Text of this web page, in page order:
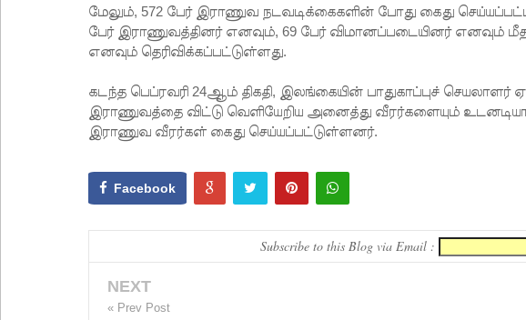
மேலும், 572 பேர் இராணுவ நடவடிக்கைகளின் போது கைது
பேர் இராணுவத்தினர் எனவும், 69 பேர் விமானப்படையினர் எனவும்
எனவும் தெரிவிக்கப்பட்டுள்ளது.
கடந்த பெப்ரவரி 24ஆம் திகதி, இலங்கையின் பாதுகாப்புச்
இராணுவத்தை விட்டு வெளியேறிய அனைத்து வீரர்களையும் உடனடியாக
இராணுவ வீரர்கள் கைது செய்யப்பட்டுள்ளனர்.
Facebook
Subscribe to this Blog via Email :
NEXT
« Prev Post